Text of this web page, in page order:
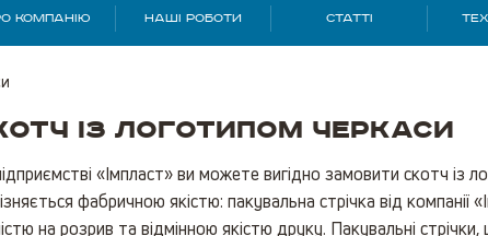
КОМПАНІЮ НАШІ РОБОТИ СТАТТІ
із логотипом Черкаси
«Імпласт» ви можете вигідно замовити скотч
фабричною якістю: пакувальна стрічка від
на розрив та відмінною якістю друку. Пакувальні